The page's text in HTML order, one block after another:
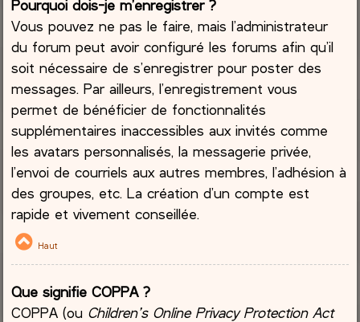
Pourquoi dois-je m’enregistrer ?
Vous pouvez ne pas le faire, mais l’administrateur
du forum peut avoir configuré les forums afin qu’il
soit nécessaire de s’enregistrer pour poster des
messages. Par ailleurs, l’enregistrement vous
permet de bénéficier de fonctionnalités
supplémentaires inaccessibles aux invités comme
les avatars personnalisés, la messagerie privée,
l’envoi de courriels aux autres membres, l’adhésion à
des groupes, etc. La création d’un compte est
rapide et vivement conseillée.
Haut
Que signifie COPPA ?
COPPA (ou Children’s Online Privacy Protection Act